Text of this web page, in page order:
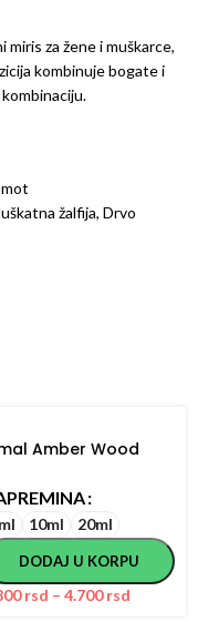
za žene i muškarce,
kombinuje bogate i
žalfija, Drvo
Amber Wood
10ml 20ml
DODAJ U KORPU
rsd – 4.700rsd